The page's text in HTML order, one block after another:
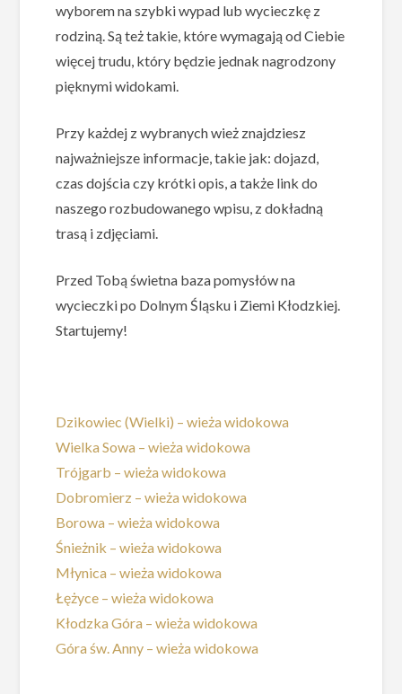
wyborem na szybki wypad lub wycieczkę z
rodziną. Są też takie, które wymagają od Ciebie
więcej trudu, który będzie jednak nagrodzony
pięknymi widokami.
Przy każdej z wybranych wież znajdziesz
najważniejsze informacje, takie jak: dojazd,
czas dojścia czy krótki opis, a także link do
naszego rozbudowanego wpisu, z dokładną
trasą i zdjęciami.
Przed Tobą świetna baza pomysłów na
wycieczki po Dolnym Śląsku i Ziemi Kłodzkiej.
Startujemy!
Dzikowiec (Wielki) – wieża widokowa
Wielka Sowa – wieża widokowa
Trójgarb – wieża widokowa
Dobromierz – wieża widokowa
Borowa – wieża widokowa
Śnieżnik – wieża widokowa
Młynica – wieża widokowa
Łężyce – wieża widokowa
Kłodzka Góra – wieża widokowa
Góra św. Anny – wieża widokowa